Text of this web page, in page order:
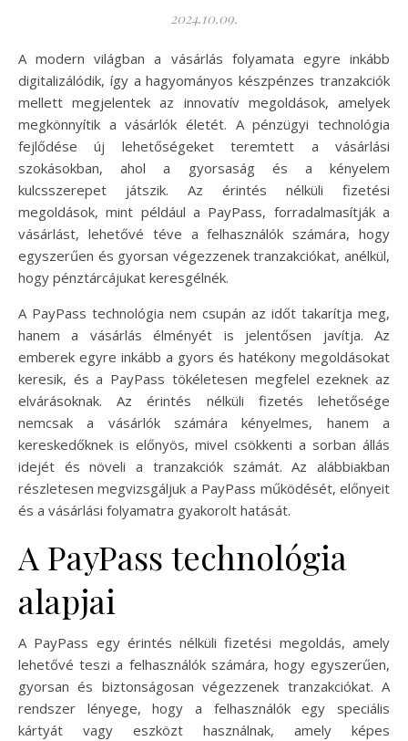
2024.10.09.
A modern világban a vásárlás folyamata egyre inkább
digitalizálódik, így a hagyományos készpénzes tranzakciók
mellett megjelentek az innovatív megoldások, amelyek
megkönnyítik a vásárlók életét. A pénzügyi technológia
fejlődése új lehetőségeket teremtett a vásárlási
szokásokban, ahol a gyorsaság és a kényelem
kulcsszerepet játszik. Az érintés nélküli fizetési
megoldások, mint például a PayPass, forradalmasítják a
vásárlást, lehetővé téve a felhasználók számára, hogy
egyszerűen és gyorsan végezzenek tranzakciókat, anélkül,
hogy pénztárcájukat keresgélnék.
A PayPass technológia nem csupán az időt takarítja meg,
hanem a vásárlás élményét is jelentősen javítja. Az
emberek egyre inkább a gyors és hatékony megoldásokat
keresik, és a PayPass tökéletesen megfelel ezeknek az
elvárásoknak. Az érintés nélküli fizetés lehetősége
nemcsak a vásárlók számára kényelmes, hanem a
kereskedőknek is előnyös, mivel csökkenti a sorban állás
idejét és növeli a tranzakciók számát. Az alábbiakban
részletesen megvizsgáljuk a PayPass működését, előnyeit
és a vásárlási folyamatra gyakorolt hatását.
A PayPass technológia
alapjai
A PayPass egy érintés nélküli fizetési megoldás, amely
lehetővé teszi a felhasználók számára, hogy egyszerűen,
gyorsan és biztonságosan végezzenek tranzakciókat. A
rendszer lényege, hogy a felhasználók egy speciális
kártyát vagy eszközt használnak, amely képes